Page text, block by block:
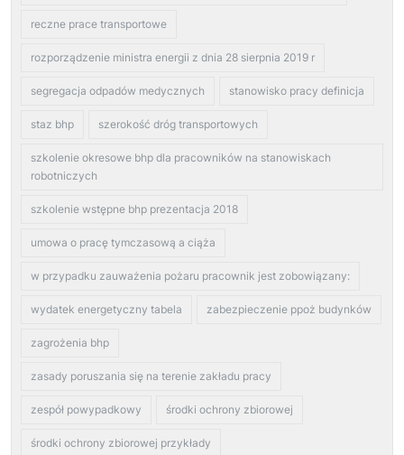
reczne prace transportowe
rozporządzenie ministra energii z dnia 28 sierpnia 2019 r
segregacja odpadów medycznych stanowisko pracy definicja
staz bhp szerokość dróg transportowych
szkolenie okresowe bhp dla pracowników na stanowiskach
robotniczych
szkolenie wstępne bhp prezentacja 2018
umowa o pracę tymczasową a ciąża
w przypadku zauważenia pożaru pracownik jest zobowiązany:
wydatek energetyczny tabela zabezpieczenie ppoż budynków
zagrożenia bhp
zasady poruszania się na terenie zakładu pracy
zespół powypadkowy środki ochrony zbiorowej
środki ochrony zbiorowej przykłady